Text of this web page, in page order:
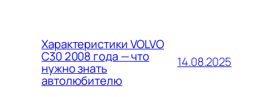
Характеристики VOLVO
C30 2008 года — что
нужно знать
автолюбителю
14.08.2025